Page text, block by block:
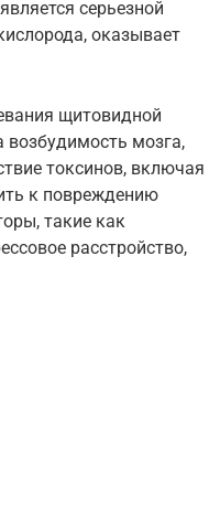
серьезной
оказывает
щитовидной
возбудимость мозга,
токсинов, включая
к повреждению
такие как
расстройство,